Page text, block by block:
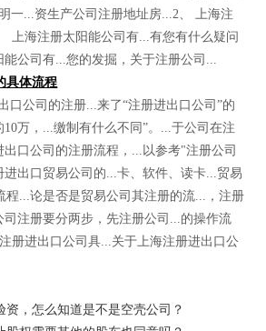
一...资生产公司注册地址房...2、 上海注
海注册太阳能公司有...有您有什么疑问
公司有...您的发掘，关于注册公司...
具体流程
口公司的注册...来了“注册进出口公司”的
万，...缴制有什么不同”。...于公司在注
口公司的注册流程，...以参考"注册公司
出口贸易公司的...卡、软件、读卡...贸易
程...论是否是贸易公司其注册的流...，注册
注册要分两步，先注册公司...的操作流
进出口公司具...关于上海注册进出口公
资，怎么知道是不是空壳公司？